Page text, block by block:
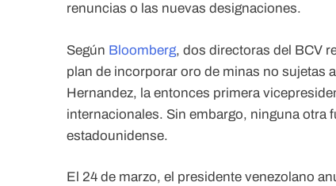
renuncias o las nuevas designaciones.
Según Bloomberg, dos directoras del BCV
plan de incorporar oro de minas no sujetas
Hernandez, la entonces primera
internacionales. Sin embargo, ninguna otra
estadounidense.
El 24 de marzo, el presidente venezolano